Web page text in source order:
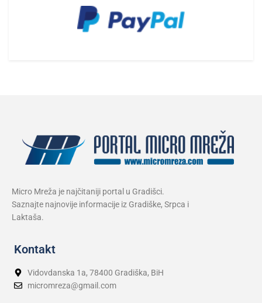
Micro Mreža je najčitaniji portal u Gradišci.
Saznajte najnovije informacije iz Gradiške, Srpca i
Laktaša.
Kontakt
Vidovdanska 1a, 78400 Gradiška, BiH
micromreza@gmail.com